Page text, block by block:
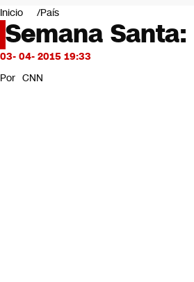
Mundo
Negocios
Deportes
Programas completos
Servicios
Inicio País
Semana
03- 04- 2015 19:33
Por CNN